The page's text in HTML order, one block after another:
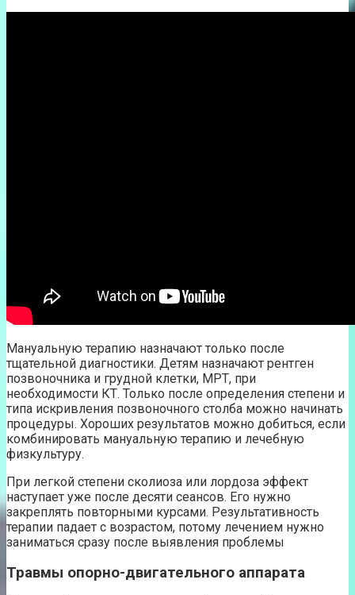
Мануальную терапию назначают только после
тщательной диагностики. Детям назначают рентген
позвоночника и грудной клетки, МРТ, при
необходимости КТ. Только после определения степени и
типа искривления позвоночного столба можно начинать
процедуры. Хороших результатов можно добиться, если
комбинировать мануальную терапию и лечебную
физкультуру.
При легкой степени сколиоза или лордоза эффект
наступает уже после десяти сеансов. Его нужно
закреплять повторными курсами. Результативность
терапии падает с возрастом, потому лечением нужно
заниматься сразу после выявления проблемы
Травмы опорно-двигательного аппарата